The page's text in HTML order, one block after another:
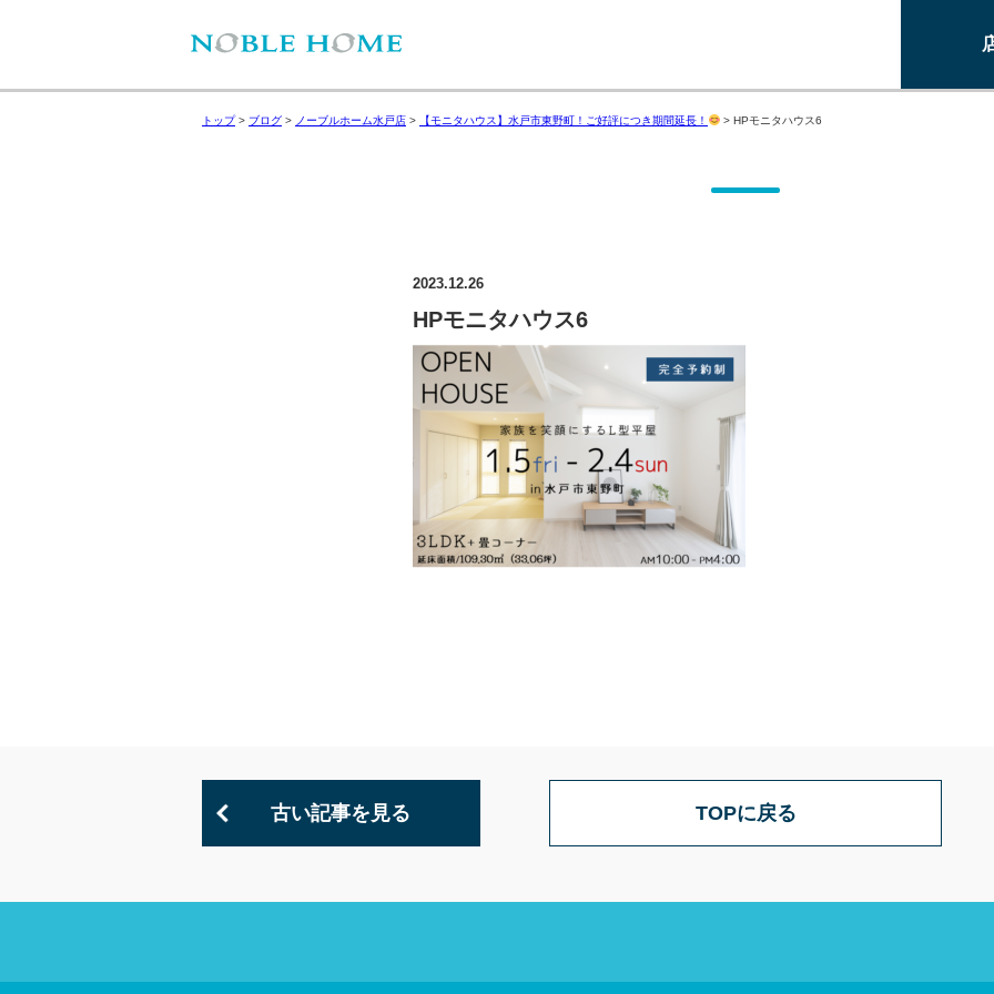
トップ> ブログ > ノーブルホーム水戸店 > 【モニタハウス】水戸市東野町！ご好評につき期間延長！ >HPモニタハウス6
2023.12.26
HPモニタハウス6
古い記事を見る TOPに戻る